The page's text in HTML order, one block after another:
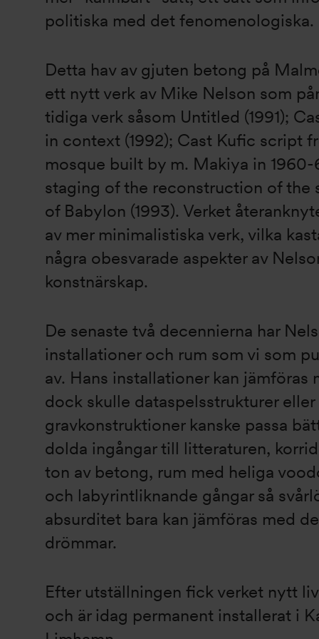
politiska med det fenomenologiska.
Detta hav av gjuten betong på
ett nytt verk av Mike Nelson som
tidiga verk såsom Untitled (1991);
in context (1992); Cast Kufic script
mosque built by m. Makiya in 1960-
staging of the reconstruction of the
of Babylon (1993). Verket
av mer minimalistiska verk, vilka
några obesvarade aspekter av
konstnärskap.
De senaste två decennierna har
installationer och rum som vi som
av. Hans installationer kan jämföras
dock skulle dataspelsstrukturer eller
gravkonstruktioner kanske passa
dolda ingångar till litteraturen,
ton av betong, rum med heliga
och labyrintliknande gångar så
absurditet bara kan jämföras med
drömmar.
Efter utställningen fick verket nytt
och är idag permanent installerat i